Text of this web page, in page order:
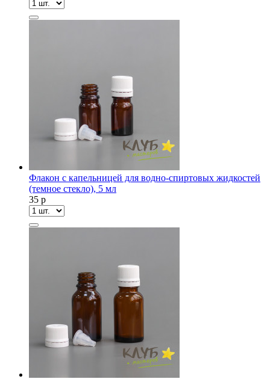
Флакон с капельницей для водно-спиртовых жидкостей
(темное стекло), 5 мл
35 p